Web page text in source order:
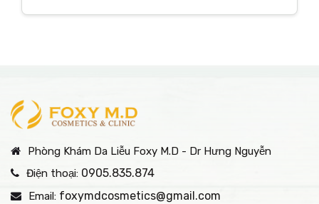
Phòng Khám Da Liễu Foxy M.D - Dr Hưng Nguyễn
Điện thoại: 0905.835.874
Email: foxymdcosmetics@gmail.com